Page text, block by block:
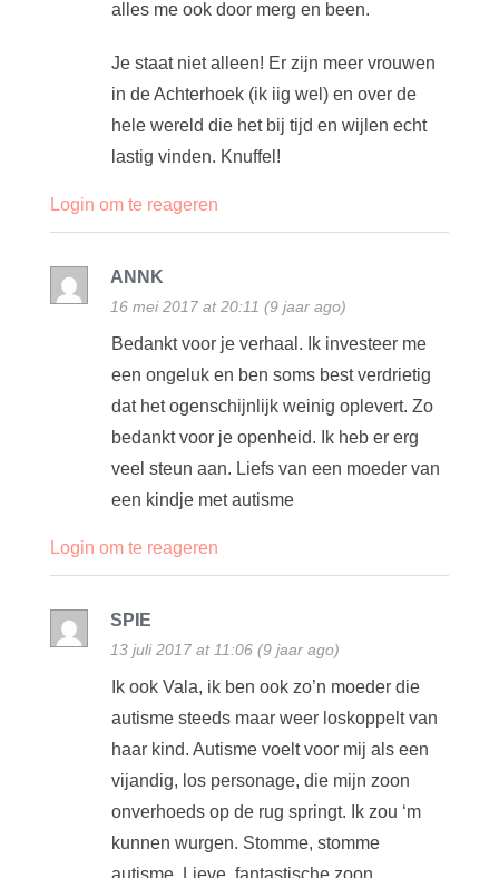
alles me ook door merg en been.
Je staat niet alleen! Er zijn meer vrouwen
in de Achterhoek (ik iig wel) en over de
hele wereld die het bij tijd en wijlen echt
lastig vinden. Knuffel!
Login om te reageren
ANNK
16 mei 2017 at 20:11 (9 jaar ago)
Bedankt voor je verhaal. Ik investeer me
een ongeluk en ben soms best verdrietig
dat het ogenschijnlijk weinig oplevert. Zo
bedankt voor je openheid. Ik heb er erg
veel steun aan. Liefs van een moeder van
een kindje met autisme
Login om te reageren
SPIE
13 juli 2017 at 11:06 (9 jaar ago)
Ik ook Vala, ik ben ook zo’n moeder die
autisme steeds maar weer loskoppelt van
haar kind. Autisme voelt voor mij als een
vijandig, los personage, die mijn zoon
onverhoeds op de rug springt. Ik zou ‘m
kunnen wurgen. Stomme, stomme